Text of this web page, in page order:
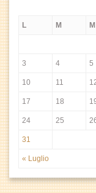
L
M M
« Luglio
3 4 5
10 11
17 18
24 25
31